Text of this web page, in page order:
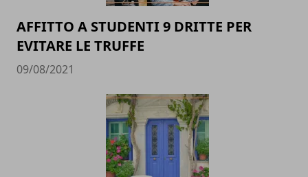
AFFITTO A STUDENTI 9 DRITTE PER
EVITARE LE TRUFFE
09/08/2021